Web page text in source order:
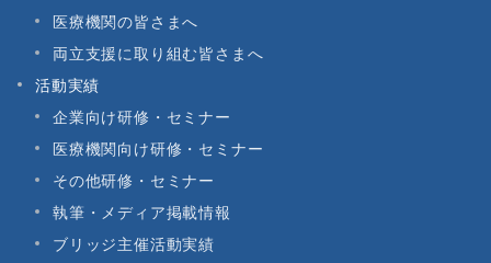
医療機関の皆さまへ
両立支援に取り組む皆さまへ
活動実績
企業向け研修・セミナー
医療機関向け研修・セミナー
その他研修・セミナー
執筆・メディア掲載情報
ブリッジ主催活動実績